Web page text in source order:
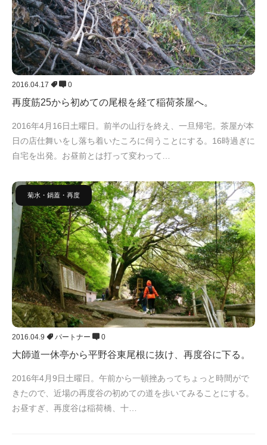
2016.04.17 0
再度筋25から初めての尾根を経て稲荷茶屋へ。
2016年4月16日土曜日。前半の山行を終え、一旦帰宅。茶屋が本
日の店仕舞いをし落ち着いたころに伺うことにする。16時過ぎに
自宅を出発。お昼前とは打って変わって…
菊水・鍋蓋・再度
2016.04.9 パートナー 0
大師道一休亭から平野谷東尾根に抜け、再度谷に下る。
2016年4月9日土曜日。午前から一頓挫あってちょっと時間がで
きたので、近場の再度谷の初めての道を歩いてみることにする。
お昼すぎ、再度谷は稲荷橋、十…